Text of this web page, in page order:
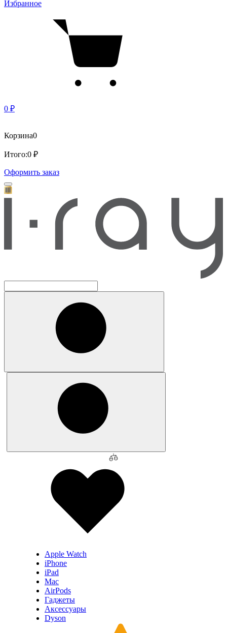
Избранное
0 ₽
Корзина0
Итого:0 ₽
Оформить заказ
Apple Watch
iPhone
iPad
Mac
AirPods
Гаджеты
Аксессуары
Dyson